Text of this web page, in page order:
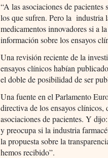
“A las asociaciones de pacientes
los que sufren. Pero la industria
medicamentos innovadores si a
información sobre los ensayos
Una revisión reciente de la
ensayos clínicos habían
el doble de posibilidad de ser
Una fuente en el Parlamento
directiva de los ensayos
asociaciones de pacientes. Y
y preocupa si la industria
la propuesta sobre la
hemos recibido”.